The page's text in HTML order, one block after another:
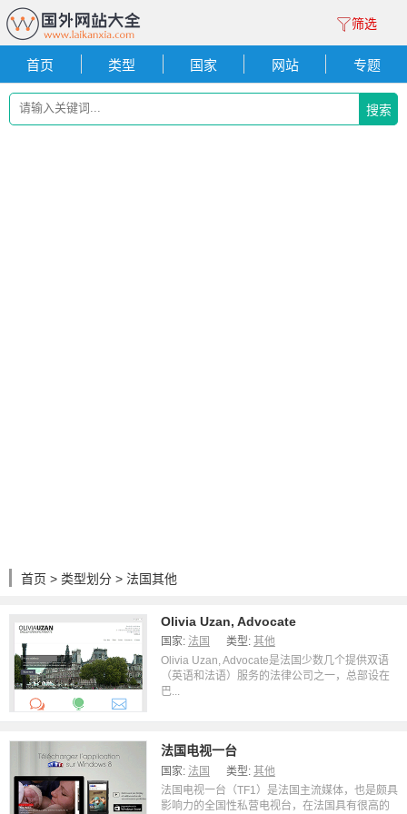
筛选
首页 类型 国家 网站 专题
搜索
首页 > 类型划分 > 法国其他
Olivia Uzan, Advocate
国家: 法国 类型: 其他
Olivia Uzan, Advocate是法国少数几个提供双语
（英语和法语）服务的法律公司之一，总部设在
巴...
法国电视一台
国家: 法国 类型: 其他
法国电视一台（TF1）是法国主流媒体，也是颇具
影响力的全国性私营电视台，在法国具有很高的